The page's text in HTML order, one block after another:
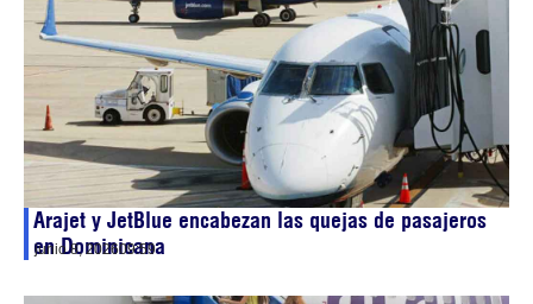
Arajet y JetBlue encabezan las quejas de pasajeros
en Dominicana
junio 8, 202609:59